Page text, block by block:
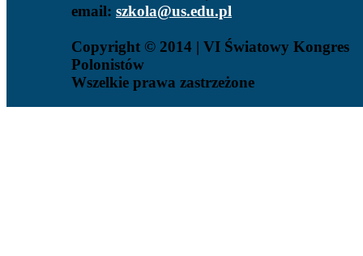
email: szkola@us.edu.pl
Copyright © 2014 | VI Światowy Kongres
Polonistów
Wszelkie prawa zastrzeżone